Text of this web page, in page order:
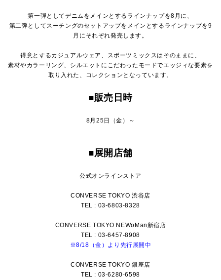
第一弾としてデニムをメインとするラインナップを8月に、
第二弾としてスーチングのセットアップをメインとするラインナップを9
月にそれぞれ発売します。
得意とするカジュアルウェア、スポーツミックスはそのままに、
素材やカラーリング、シルエットにこだわったモードでエッジィな要素を
取り入れた、コレクションとなっています。
■販売日時
8月25日（金）～
■展開店舗
公式オンラインストア
CONVERSE TOKYO 渋谷店
TEL : 03-6803-8328
CONVERSE TOKYO NEWoMan新宿店
TEL : 03-6457-8908
※8/18（金）より先行展開中
CONVERSE TOKYO 銀座店
TEL : 03-6280-6598